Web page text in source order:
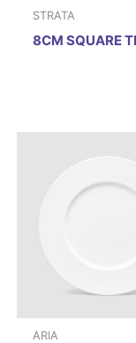
STRATA
8CM SQUARE
ARIA